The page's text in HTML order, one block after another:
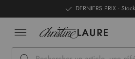
DERNIERS PRIX -